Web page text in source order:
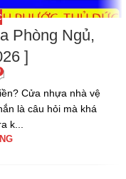
Phòng Ngủ,
]
Cửa nhựa nhà vệ
là câu hỏi mà khá
k...